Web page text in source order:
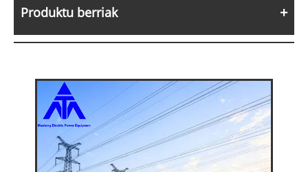
Produktu berriak